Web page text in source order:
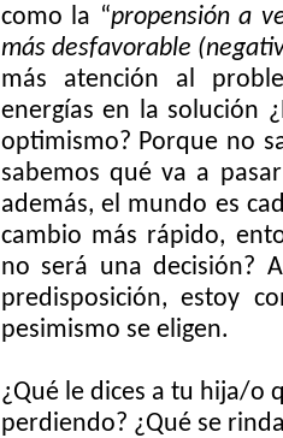
como la “propensión a
más desfavorable
más atención al
energías en la solución
optimismo? Porque no
sabemos qué va a
además, el mundo es
cambio más rápido,
no será una decisión?
predisposición, estoy
pesimismo se eligen.
¿Qué le dices a tu hija/o
perdiendo? ¿Qué se